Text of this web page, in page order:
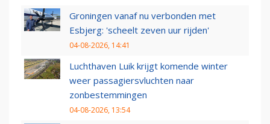
Groningen vanaf nu verbonden met
Esbjerg: 'scheelt zeven uur rijden'
04-08-2026, 14:41
Luchthaven Luik krijgt komende winter
weer passagiersvluchten naar
zonbestemmingen
04-08-2026, 13:54